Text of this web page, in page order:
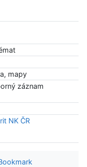
mapy
záznam
NK ČR